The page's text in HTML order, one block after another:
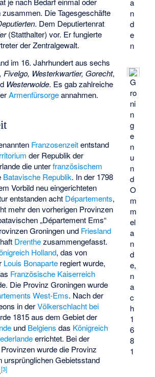
a
n
d
e
n
G
ro
ni
n
g
e
n
u
n
d
O
m
m
el
a
n
d
e,
n
a
c
h
1
6
8
1
Die Tagesgeschäfte
. Dem Deputiertenrat
(Statthalter) vor. Er fungierte
der Zentralgewalt.
im 16. Jahrhundert aus sechs
Fivelgo, Westerkwartier, Gorecht,
Westerwolde. Es gab zahlreiche
Armenfürsorgeannahmen.
Franzosenzeitentstand
der Republik der
die unterfranzösischem
Batavische Republik. In der 1798
Vorbild neu eingerichteten
entstanden acht Départements,
mehr den vorherigen Provinzen
„Département Ems“
Groningen und Friesland
Drenthezusammengefasst.
Holland, das von
Louis Bonaparte regiert wurde,
Französische Kaiserreich
Die Provinz Groningen wurde
West-Ems. Nach der
in derVölkerschlacht bei
1815 aus dem Gebiet der
und Belgiens das Königreich
errichtet. Bei der
wurde die Provinz
ursprünglichen Gebietsstand
.[3]